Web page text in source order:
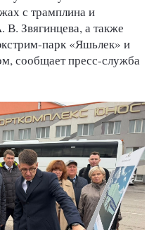
с трамплина и
Звягинцева, а также
парк «Яшьлек» и
сообщает пресс-служба